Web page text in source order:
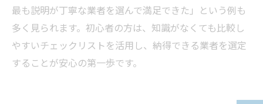
最も説明が丁寧な業者を選んで満足できた」という例も
多く見られます。初心者の方は、知識がなくても比較し
やすいチェックリストを活用し、納得できる業者を選定
することが安心の第一歩です。